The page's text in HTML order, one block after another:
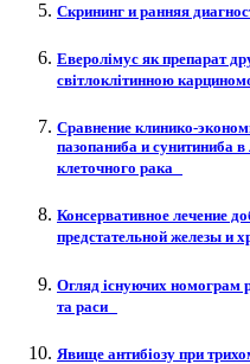
Скрининг и ранняя
Еверолімус як препарат
світлоклітинною
Сравнение клинико-
пазопаниба и сунитиниба
клеточного рака
Консервативное лечение
предстательной железы и
Огляд існуючих номограм
та раси
Явище антибіозу при